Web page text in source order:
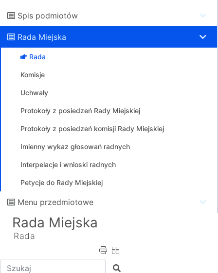
Spis podmiotów
Rada Miejska
Rada
Komisje
Uchwały
Protokoły z posiedzeń Rady Miejskiej
Protokoły z posiedzeń komisji Rady Miejskiej
Imienny wykaz głosowań radnych
Interpelacje i wnioski radnych
Petycje do Rady Miejskiej
Menu przedmiotowe
Rada Miejska
Rada
Wpisz tekst do wyszukania Szukaj